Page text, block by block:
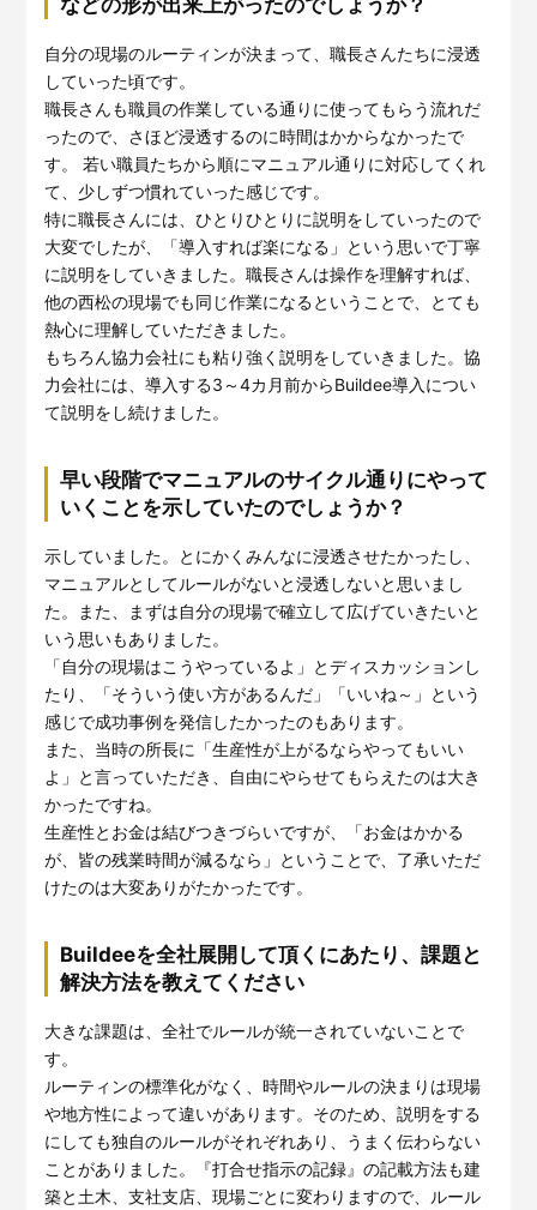
などの形が出来上がったのでしょうか？
自分の現場のルーティンが決まって、職長さんたちに浸透
していった頃です。
職長さんも職員の作業している通りに使ってもらう流れだ
ったので、さほど浸透するのに時間はかからなかったで
す。 若い職員たちから順にマニュアル通りに対応してくれ
て、少しずつ慣れていった感じです。
特に職長さんには、ひとりひとりに説明をしていったので
大変でしたが、「導入すれば楽になる」という思いで丁寧
に説明をしていきました。職長さんは操作を理解すれば、
他の西松の現場でも同じ作業になるということで、とても
熱心に理解していただきました。
もちろん協力会社にも粘り強く説明をしていきました。協
力会社には、導入する3～4カ月前からBuildee導入につい
て説明をし続けました。
早い段階でマニュアルのサイクル通りにやって
いくことを示していたのでしょうか？
示していました。とにかくみんなに浸透させたかったし、
マニュアルとしてルールがないと浸透しないと思いまし
た。また、まずは自分の現場で確立して広げていきたいと
いう思いもありました。
「自分の現場はこうやっているよ」とディスカッションし
たり、「そういう使い方があるんだ」「いいね～」という
感じで成功事例を発信したかったのもあります。
また、当時の所長に「生産性が上がるならやってもいい
よ」と言っていただき、自由にやらせてもらえたのは大き
かったですね。
生産性とお金は結びつきづらいですが、「お金はかかる
が、皆の残業時間が減るなら」ということで、了承いただ
けたのは大変ありがたかったです。
Buildeeを全社展開して頂くにあたり、課題と
解決方法を教えてください
大きな課題は、全社でルールが統一されていないことで
す。
ルーティンの標準化がなく、時間やルールの決まりは現場
や地方性によって違いがあります。そのため、説明をする
にしても独自のルールがそれぞれあり、うまく伝わらない
ことがありました。『打合せ指示の記録』の記載方法も建
築と土木、支社支店、現場ごとに変わりますので、ルール